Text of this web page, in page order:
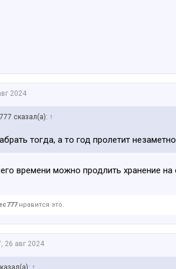
2024
сказал(а): ↑
тогда, а то год пролетит
времени можно продлить хранение
нравится это.
, 26 авг 2024
↑